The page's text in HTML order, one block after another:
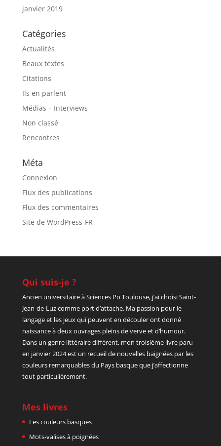
janvier 2019
Catégories
Actualités
Beaux textes
Citations
Ils en parlent
Médias – Interviews
Non classé
Rencontres
Méta
Connexion
Flux des publications
Flux des commentaires
Site de WordPress-FR
Qui suis-je ?
Ancien universitaire à Sciences Po Toulouse, j’ai choisi Saint-
Jean-de-Luz comme port d’attache. Ma passion pour le
langage et les jeux qui peuvent en découler ont donné
naissance à deux ouvrages pleins de verve et d’humour.
Dans un genre littéraire différent, mon troisième livre paru
en janvier 2024 est un recueil de nouvelles baignées par les
couleurs remarquables du Pays basque que j’affectionne
tout particulièrement.
Mes livres
Les couleurs basques
Mots-valises à poignées